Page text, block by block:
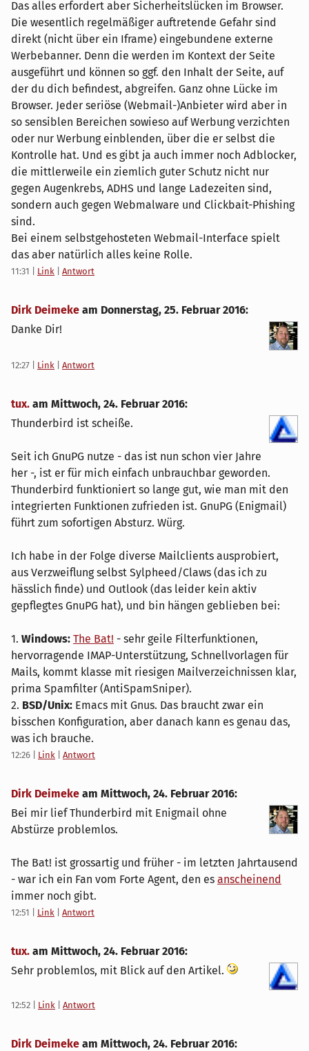
Das alles erfordert aber Sicherheitslücken im Browser.
Die wesentlich regelmäßiger auftretende Gefahr sind
direkt (nicht über ein Iframe) eingebundene externe
Werbebanner. Denn die werden im Kontext der Seite
ausgeführt und können so ggf. den Inhalt der Seite, auf
der du dich befindest, abgreifen. Ganz ohne Lücke im
Browser. Jeder seriöse (Webmail-)Anbieter wird aber in
so sensiblen Bereichen sowieso auf Werbung verzichten
oder nur Werbung einblenden, über die er selbst die
Kontrolle hat. Und es gibt ja auch immer noch Adblocker,
die mittlerweile ein ziemlich guter Schutz nicht nur
gegen Augenkrebs, ADHS und lange Ladezeiten sind,
sondern auch gegen Webmalware und Clickbait-Phishing
sind.
Bei einem selbstgehosteten Webmail-Interface spielt
das aber natürlich alles keine Rolle.
11:31 Link Antwort
Dirk Deimeke am Donnerstag, 25. Februar 2016:
Danke Dir!
12:27 Link Antwort
tux. am Mittwoch, 24. Februar 2016:
Thunderbird ist scheiße.
Seit ich GnuPG nutze - das ist nun schon vier Jahre
her -, ist er für mich einfach unbrauchbar geworden.
Thunderbird funktioniert so lange gut, wie man mit den
integrierten Funktionen zufrieden ist. GnuPG (Enigmail)
führt zum sofortigen Absturz. Würg.
Ich habe in der Folge diverse Mailclients ausprobiert,
aus Verzweiflung selbst Sylpheed/Claws (das ich zu
hässlich finde) und Outlook (das leider kein aktiv
gepflegtes GnuPG hat), und bin hängen geblieben bei:
1. Windows: The Bat! - sehr geile Filterfunktionen,
hervorragende IMAP-Unterstützung, Schnellvorlagen für
Mails, kommt klasse mit riesigen Mailverzeichnissen klar,
prima Spamfilter (AntiSpamSniper).
2. BSD/Unix: Emacs mit Gnus. Das braucht zwar ein
bisschen Konfiguration, aber danach kann es genau das,
was ich brauche.
12:26 Link Antwort
Dirk Deimeke am Mittwoch, 24. Februar 2016:
Bei mir lief Thunderbird mit Enigmail ohne
Abstürze problemlos.
The Bat! ist grossartig und früher - im letzten Jahrtausend
- war ich ein Fan vom Forte Agent, den es anscheinend
immer noch gibt.
12:51 Link Antwort
tux. am Mittwoch, 24. Februar 2016:
Sehr problemlos, mit Blick auf den Artikel.
12:52 Link Antwort
Dirk Deimeke am Mittwoch, 24. Februar 2016: